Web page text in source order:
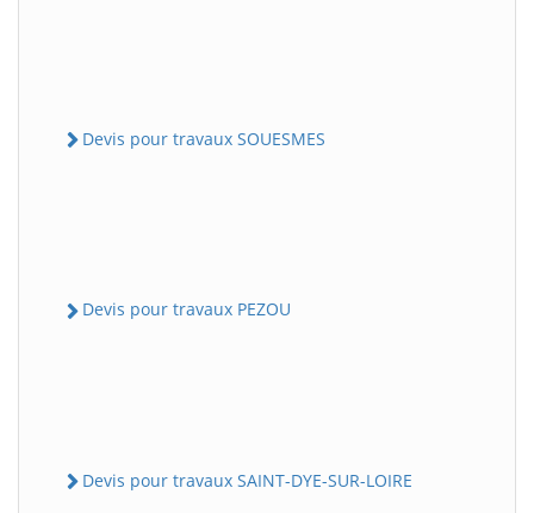
Devis pour travaux SOUESMES
Devis pour travaux PEZOU
Devis pour travaux SAINT-DYE-SUR-LOIRE